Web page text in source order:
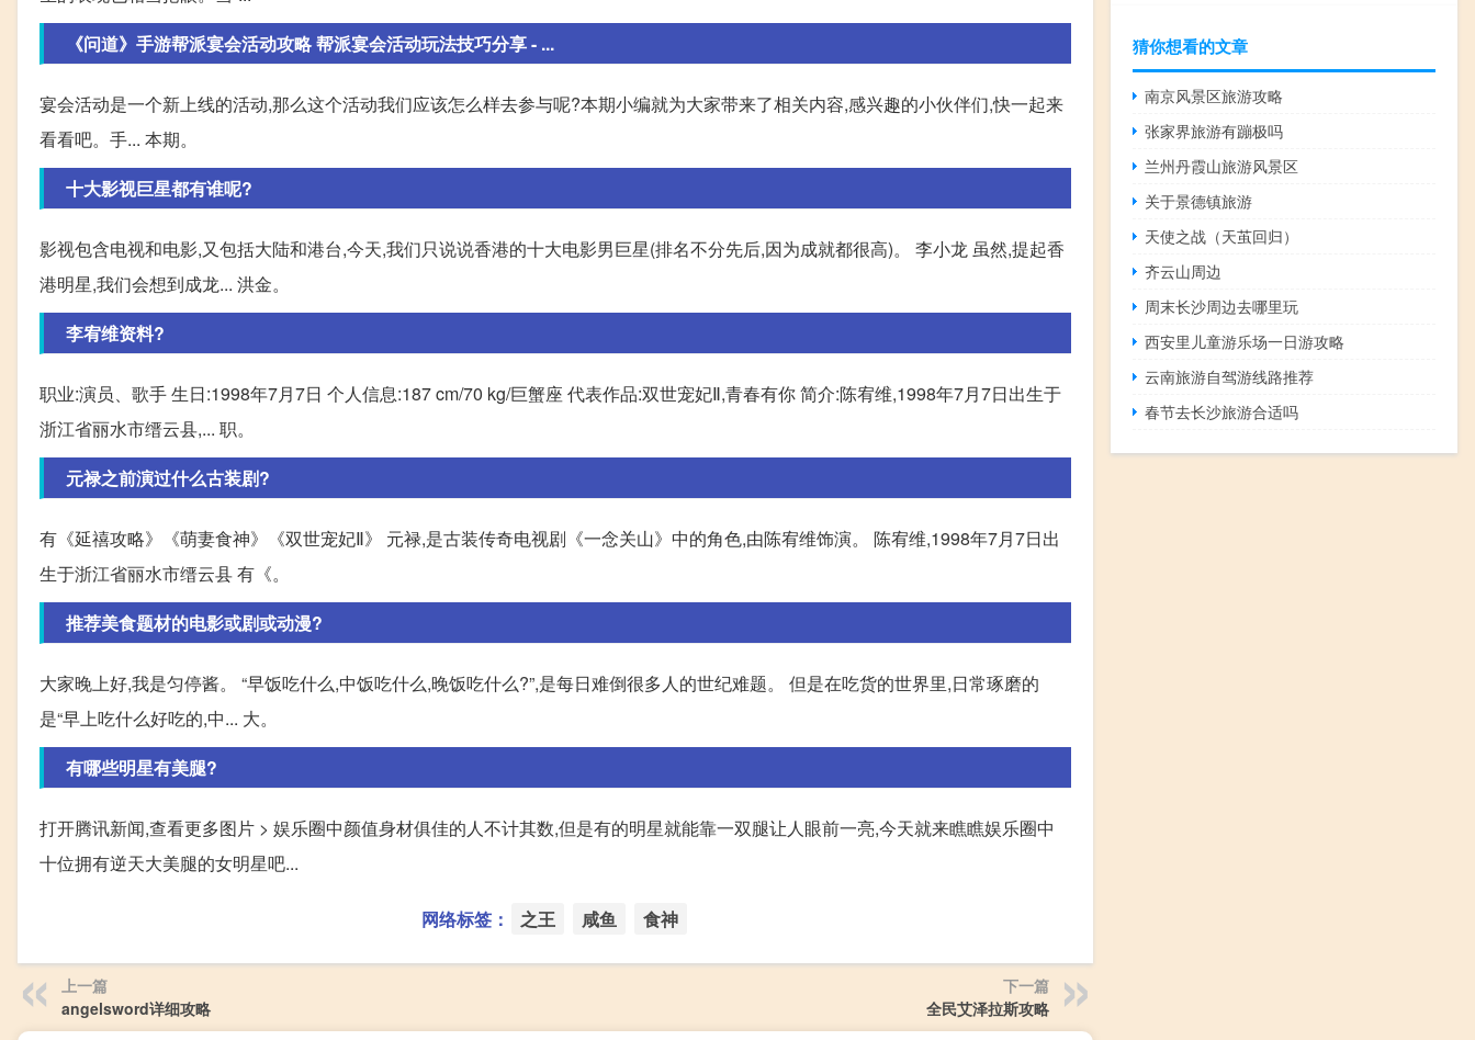
《问道》手游帮派宴会活动攻略 帮派宴会活动玩法技巧分享 - ...
宴会活动是一个新上线的活动,那么这个活动我们应该怎么样去参与呢?本期小编就为大家带来了相关内容,感兴趣的小伙伴们,快一起来
看看吧。手... 本期。
十大影视巨星都有谁呢?
影视包含电视和电影,又包括大陆和港台,今天,我们只说说香港的十大电影男巨星(排名不分先后,因为成就都很高)。 李小龙 虽然,提起香
港明星,我们会想到成龙... 洪金。
李宥维资料?
职业:演员、歌手 生日:1998年7月7日 个人信息:187 cm/70 kg/巨蟹座 代表作品:双世宠妃Ⅱ,青春有你 简介:陈宥维,1998年7月7日出生于
浙江省丽水市缙云县,... 职。
元禄之前演过什么古装剧?
有《延禧攻略》《萌妻食神》《双世宠妃Ⅱ》 元禄,是古装传奇电视剧《一念关山》中的角色,由陈宥维饰演。 陈宥维,1998年7月7日出
生于浙江省丽水市缙云县 有《。
推荐美食题材的电影或剧或动漫?
大家晚上好,我是匀停酱。 “早饭吃什么,中饭吃什么,晚饭吃什么?”,是每日难倒很多人的世纪难题。 但是在吃货的世界里,日常琢磨的
是“早上吃什么好吃的,中... 大。
有哪些明星有美腿?
打开腾讯新闻,查看更多图片 > 娱乐圈中颜值身材俱佳的人不计其数,但是有的明星就能靠一双腿让人眼前一亮,今天就来瞧瞧娱乐圈中
十位拥有逆天大美腿的女明星吧...
网络标签： 之王 咸鱼 食神
上一篇
angelsword详细攻略
下一篇
全民艾泽拉斯攻略
猜你想看的文章
南京风景区旅游攻略
张家界旅游有蹦极吗
兰州丹霞山旅游风景区
关于景德镇旅游
天使之战（天茧回归）
齐云山周边
周末长沙周边去哪里玩
西安里儿童游乐场一日游攻略
云南旅游自驾游线路推荐
春节去长沙旅游合适吗